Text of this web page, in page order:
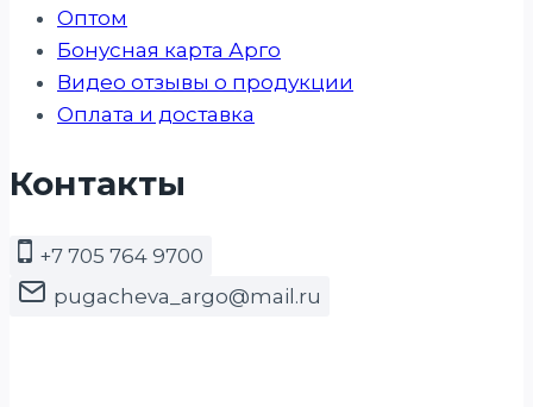
Оптом
Бонусная карта Арго
Видео отзывы о продукции
Оплата и доставка
Контакты
+7 705 764 9700
pugacheva_argo@mail.ru